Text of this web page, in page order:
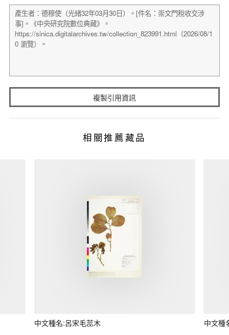
複製引用資訊
相關推薦藏品
中文種名:呂宋毛蕊木 中文種